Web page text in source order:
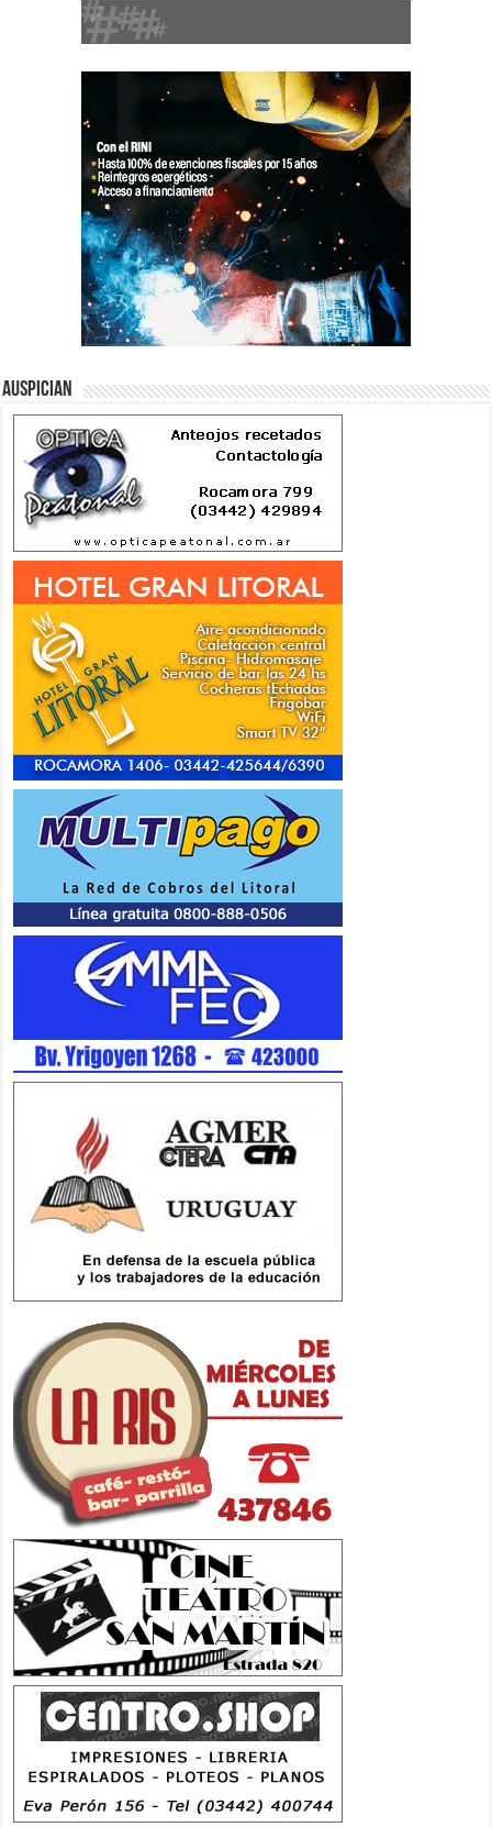
Auspician